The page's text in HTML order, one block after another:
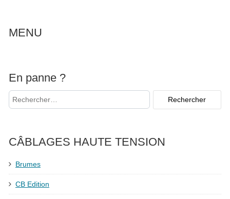
MENU
En panne ?
CÂBLAGES HAUTE TENSION
Brumes
CB Edition